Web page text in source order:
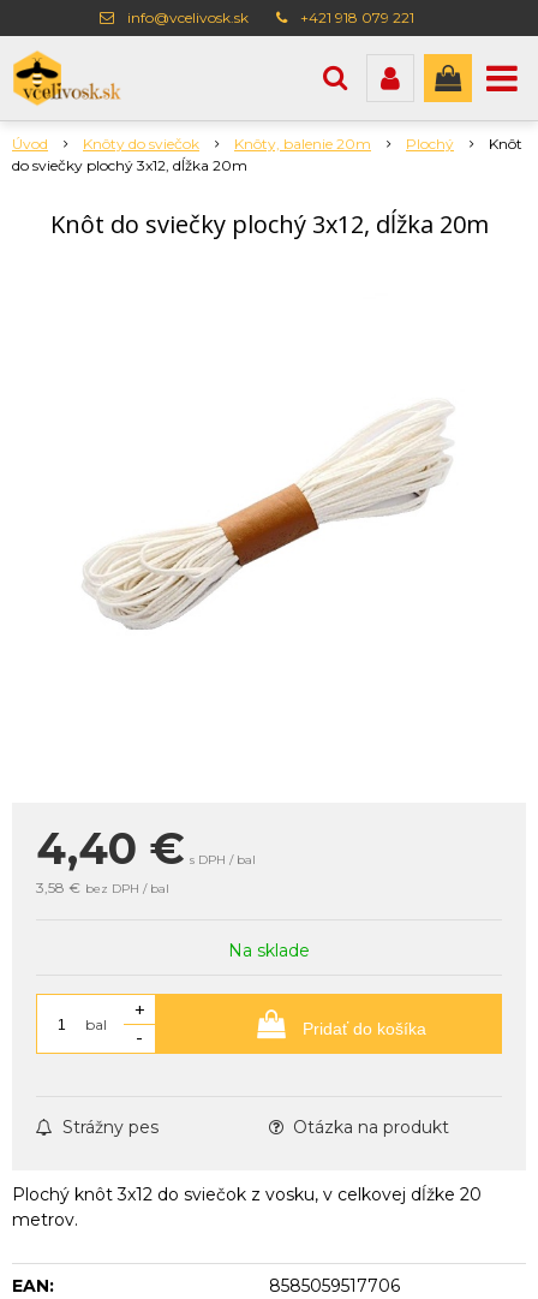
info@vcelivosk.sk +421 918 079 221
Úvod Knôty do sviečok Knôty, balenie 20m Plochý
Knôt
do sviečky plochý 3x12, dĺžka 20m
Knôt do sviečky plochý 3x12, dĺžka 20m
4,40 € s DPH / bal
3,58 € bez DPH / bal
Na sklade
bal
+
-
Pridať do košíka
Strážny pes Otázka na produkt
Plochý knôt 3x12 do sviečok z vosku, v celkovej dĺžke 20
metrov.
EAN: 8585059517706